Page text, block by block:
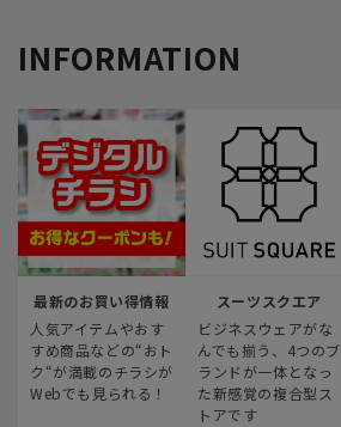
INFORMATION
最新のお買い得情報
人気アイテムやおす
すめ商品などの“おト
ク“が満載のチラシが
Webでも見られる！
スーツスクエア
ビジネスウェアがな
んでも揃う、4つのブ
ランドが一体となっ
た新感覚の複合型ス
トアです